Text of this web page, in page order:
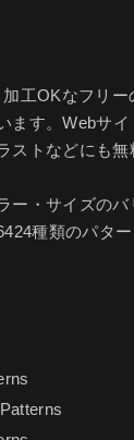
工OKなフリー
ます。Webサ
ストなどにも
ー・サイズのバ
種類のパタ